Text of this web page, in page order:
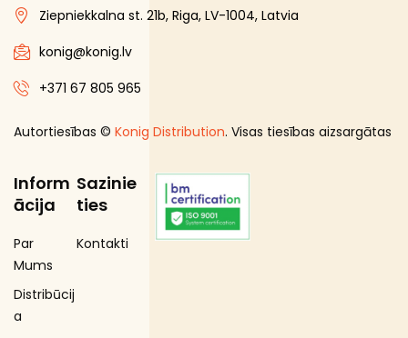
Saldēti dārzeņi
Saldēti kartupeļi
Speciālā pārtika
Uztura bagātinātāji
Ziepniekkalna st. 21b, Riga, LV-1004, Latvia
konig@konig.lv
+371 67 805 965
Autortiesības © Konig Distribution. Visas tiesības aizsargātas
Inform
ācija
Par
Mums
Distribūcij
a
Sazinie
ties
Kontakti